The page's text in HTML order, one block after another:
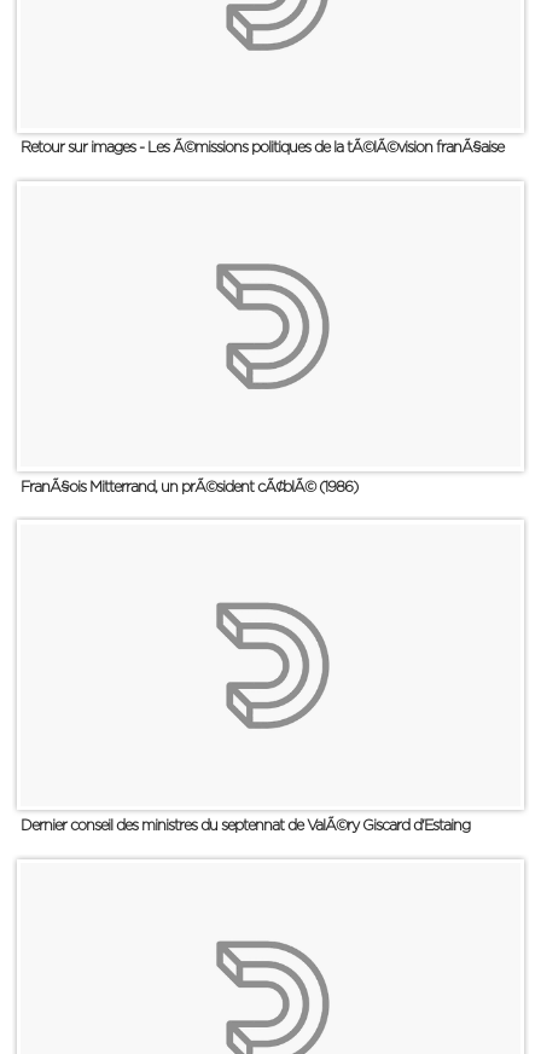
Retour sur images - Les Ã©missions politiques de la tÃ©lÃ©vision franÃ§aise
FranÃ§ois Mitterrand, un prÃ©sident cÃ¢blÃ© (1986)
Dernier conseil des ministres du septennat de ValÃ©ry Giscard d'Estaing